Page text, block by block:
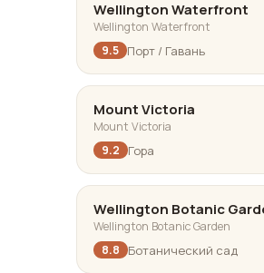
Wellington Waterfront
Wellington Waterfront
9.5 Порт / Гавань
Mount Victoria
Mount Victoria
9.2
Гора
Wellington Botanic
Wellington Botanic Garden
8.8
Ботанический сад